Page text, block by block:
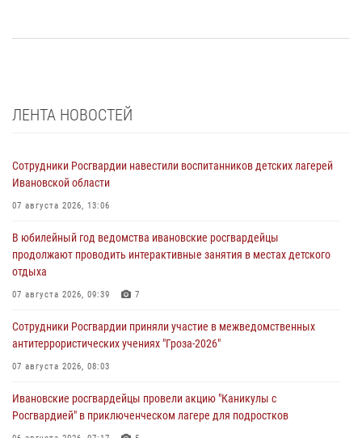
ЛЕНТА НОВОСТЕЙ
Сотрудники Росгвардии навестили воспитанников детских лагерей
Ивановской области
07 августа 2026, 13:06
В юбилейный год ведомства ивановские росгвардейцы
продолжают проводить интерактивные занятия в местах детского
отдыха
07 августа 2026, 09:39 7
Сотрудники Росгвардии приняли участие в межведомственных
антитеррористических учениях "Гроза-2026"
07 августа 2026, 08:03
Ивановские росгвардейцы провели акцию "Каникулы с
Росгвардией" в приключенческом лагере для подростков